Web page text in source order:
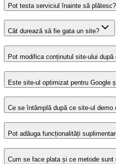
Pot testa serviciul înainte să plătesc?
Cât durează să fie gata un site?
Pot modifica conținutul site-ului
Este site-ul optimizat pentru Google
Ce se întâmplă după ce site-ul demo
Pot adăuga funcționalități
Cum se face plata și ce metode sunt